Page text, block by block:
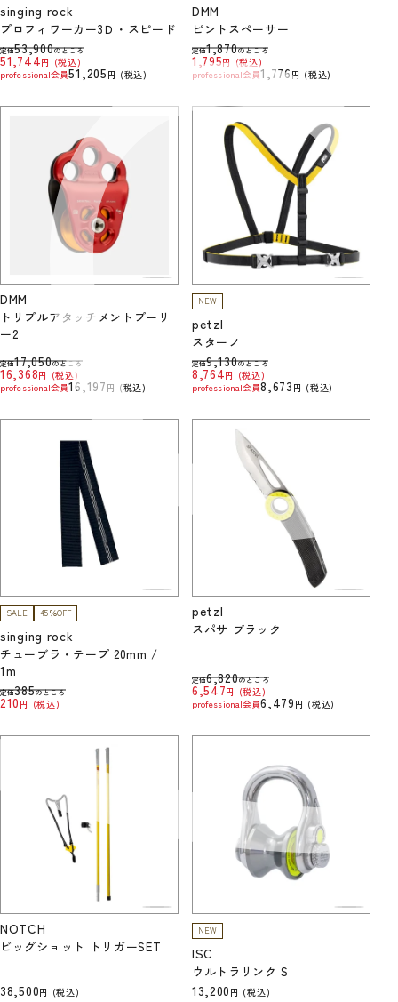
singing rock
プロフィワーカー3Ｄ・スピード
定価53,900のところ
51,744
税込
professional会員51,205 税込
DMM
ピントスペーサー
定価1,870のところ
1,795
税込
professional会員1,776 税込
DMM
トリプルアタッチメントプーリ
ー2
定価17,050のところ
16,368
税込
professional会員16,197 税込
NEW
petzl
スターノ
定価9,130のところ
8,764
税込
professional会員8,673 税込
SALE 45％OFF
singing rock
チューブラ・テープ 20mm /
1m
定価385のところ
210 税込
petzl
スパサ ブラック
定価6,820のところ
6,547
税込
professional会員6,479 税込
NOTCH
ビッグショット トリガーSET
38,500 税込
NEW
ISC
ウルトラリンク S
13,200 税込